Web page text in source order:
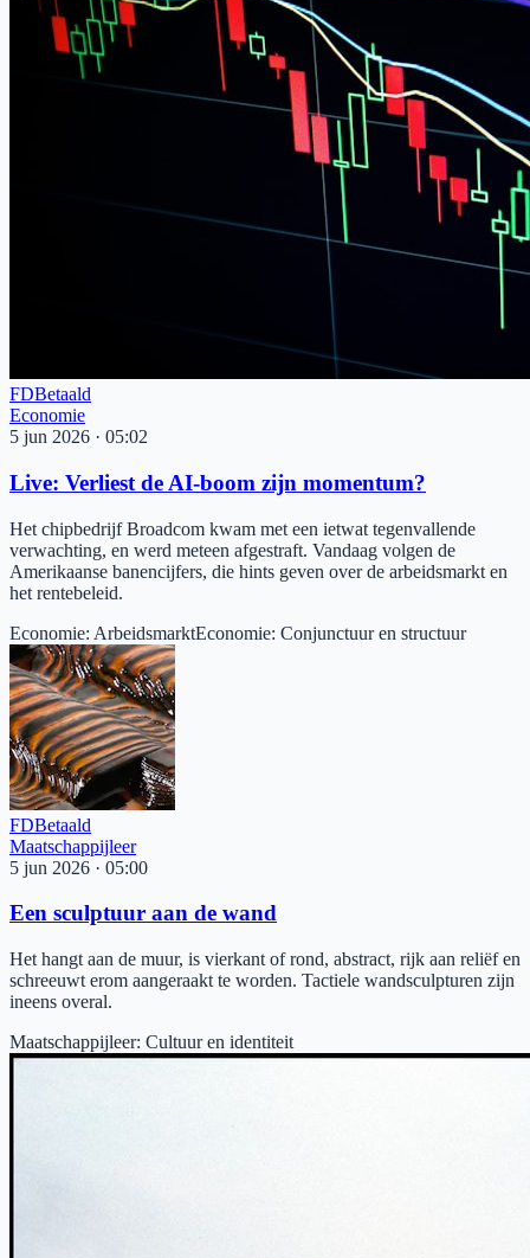
FDBetaald
Economie
5 jun 2026 · 05:02
Live: Verliest de AI-boom zijn momentum?
Het chipbedrijf Broadcom kwam met een ietwat tegenvallende
verwachting, en werd meteen afgestraft. Vandaag volgen de
Amerikaanse banencijfers, die hints geven over de arbeidsmarkt en
het rentebeleid.
Economie: ArbeidsmarktEconomie: Conjunctuur en structuur
FDBetaald
Maatschappijleer
5 jun 2026 · 05:00
Een sculptuur aan de wand
Het hangt aan de muur, is vierkant of rond, abstract, rijk aan reliëf en
schreeuwt erom aangeraakt te worden. Tactiele wandsculpturen zijn
ineens overal.
Maatschappijleer: Cultuur en identiteit